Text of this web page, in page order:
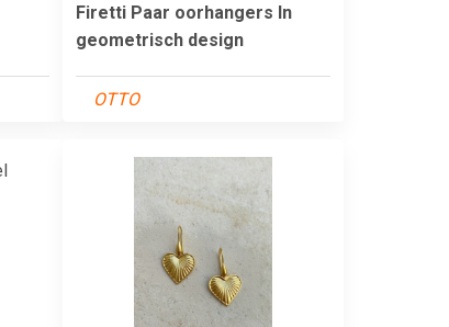
Firetti Paar oorhangers In
geometrisch design
OTTO